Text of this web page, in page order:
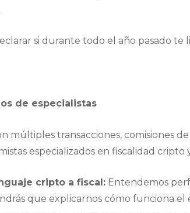
si durante todo el año pasado
de especialistas
múltiples transacciones, comisiones
especializados en fiscalidad
cripto a fiscal: Entendemos
que explicarnos cómo funciona el